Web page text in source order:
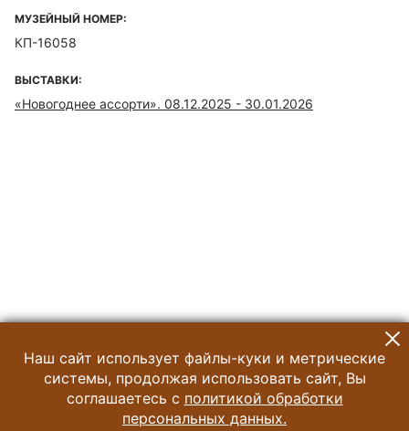
МУЗЕЙНЫЙ НОМЕР:
КП-16058
ВЫСТАВКИ:
«Новогоднее ассорти». 08.12.2025 - 30.01.2026
Наш сайт использует файлы-куки и метрические
системы, продолжая использовать сайт, Вы
соглашаетесь с политикой обработки
персональных данных.